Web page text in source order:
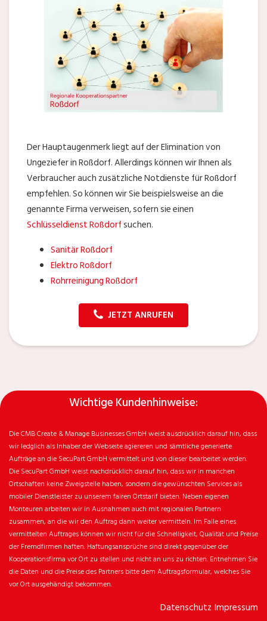
Der Hauptaugenmerk liegt auf der Elimination von
Ungeziefer in Roßdorf. Allerdings können wir Ihnen als
Verbraucher auch zusätzliche Notdienste für Roßdorf
empfehlen. So können wir Sie beispielsweise an die
genannte Firma verweisen, sofern sie einen
Schlüsseldienst Roßdorfsuchen.
Sanitär Roßdorf
Elektro Roßdorf
Rohrreinigung Roßdorf
JETZT ANRUFEN
Wichtige Kundenhinweise:
Die CMB Create & Manage Businesses GmbH weist ausdrücklich darauf hin, dass
wir ledglich als Inhaber der Webseite agiereren und sämtliche generierte
Aufträge an die SecuPart GmbH vermittelt und von dieser bearbeitet werden.
Die SecuPart GmbH weist nachdrücklich darauf hin, dass wir in manchen
Ortschaften keine Zweigstelle haben, sondern die gewünschten Services als
mobiler Dienstleister zu unserem fairen Ortstarif bieten. Neben eigenen
Monteuren arbeiten wir in Ausnahmen auch mit regionalen Partnern
zusammen, an die wir den Auftrag dann weiter vermitteln. Im Falle eines
vermittelten Auftrages können wir nicht für die Schnelligkeit, Qualität und Preise
der Fremdfirmen haften. Haftungsansprüche sind direkt gegenüber der
Kooperationsfirma vor Ort zu stellen und nicht an uns zu richten. Entnehmen Sie
die Daten und die Preise des Partners bitte dem Auftragsformular, welches Sie
vor Ort ausgehändigt bekommen.
Datenschutz Impressum